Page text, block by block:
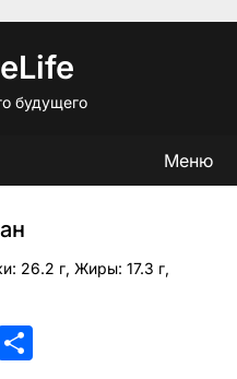
будущего
Меню
26.2 г, Жиры: 17.3 г,